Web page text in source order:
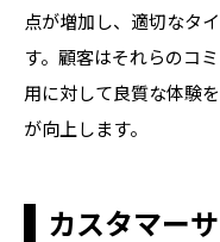
点が増加し、適切なタ
す。顧客はそれらのコ
用に対して良質な体験
が向上します。
カスタマー